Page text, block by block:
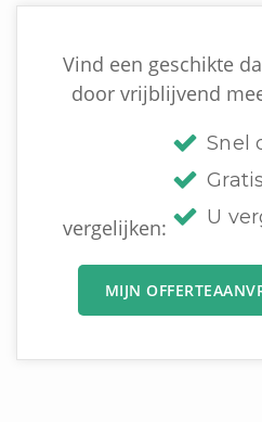
Vind een geschikte
door vrijblijvend
vergelijken:
Snel
U
MIJN